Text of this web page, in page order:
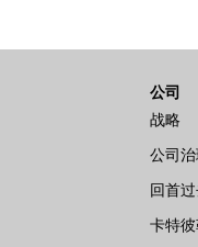
公司
战略
公司
回首
卡特